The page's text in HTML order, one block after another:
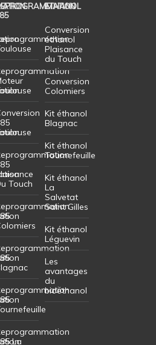
Touch
La
ETHANOL
Conversion
éthanol
Plaisance
du Touch
Conversion
Colomiers
Kit éthanol
Blagnac
Kit éthanol
Tournefeuille
Kit éthanol
La
Salvetat
Saint Gilles
Kit éthanol
Léguevin
Les
avantages
du
bioéthanol